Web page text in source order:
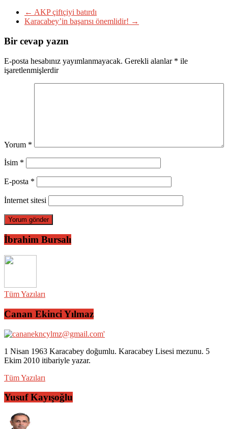
← AKP çiftçiyi batırdı
Karacabey’in başarısı önemlidir! →
Bir cevap yazın
E-posta hesabınız yayımlanmayacak. Gerekli alanlar * ile
işaretlenmişlerdir
Yorum *
İsim *
E-posta *
İnternet sitesi
İbrahim Bursalı
Tüm Yazıları
Canan Ekinci Yılmaz
1 Nisan 1963 Karacabey doğumlu. Karacabey Lisesi mezunu. 5
Ekim 2010 itibariyle yazar.
Tüm Yazıları
Yusuf Kayışoğlu